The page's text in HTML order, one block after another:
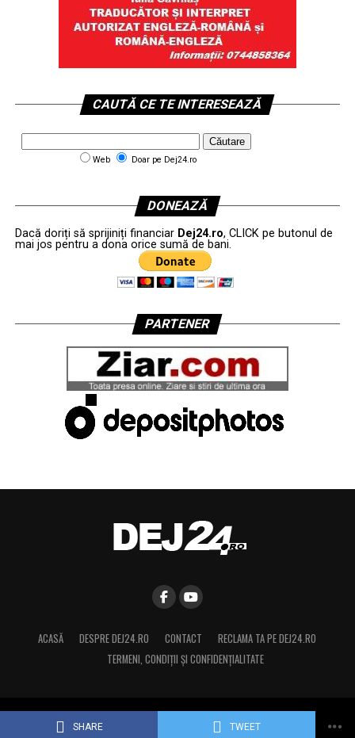
SHARE TWEET
CAUTĂ CE TE INTERESEAZĂ
Web Doar pe Dej24.ro
DONEAZĂ
Dacă doriți să sprijiniți financiar Dej24.ro, CLICK pe butonul de
mai jos pentru a dona orice sumă de bani.
PARTENER
ACASĂ DESPRE DEJ24.RO CONTACT
RECLAMA TA PE DEJ24.RO
TERMENI, CONDIŢII ȘI CONFIDENȚIALITATE
Copyright © 2015 Dej24.ro. Toate drepturile rezervate.